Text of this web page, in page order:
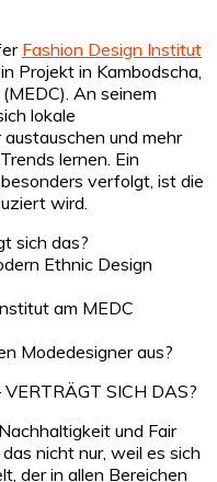
Fashion Design Institut
Projekt in Kambodscha,
An seinem
lokale
und mehr
lernen. Ein
verfolgt, ist die
wird.
sich das?
Ethnic Design
am MEDC
Modedesigner aus?
SICH DAS?
und Fair
nicht nur, weil es sich
der in allen Bereichen